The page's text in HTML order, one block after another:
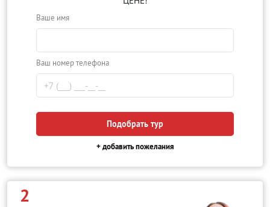
Ваше имя
Ваш номер телефона
Подобрать тур
+ добавить пожелания
2